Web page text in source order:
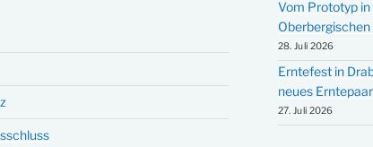
Vom Prototyp
Oberbergischen
28. Juli 2026
Erntefest in
neues Erntepaar
27. Juli 2026